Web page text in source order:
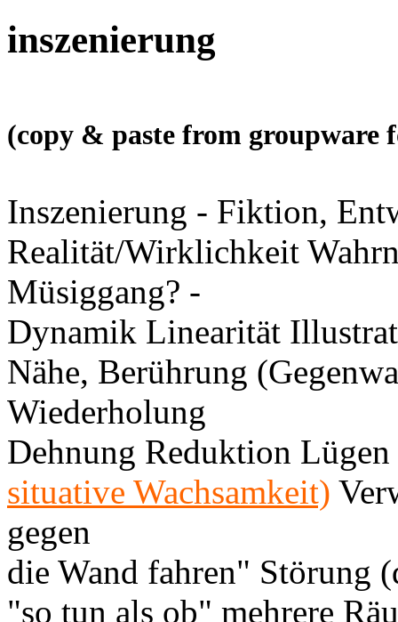
inszenierung
(copy & paste from groupware
Inszenierung - Fiktion,
Realität/Wirklichkeit
Müsiggang? -
Dynamik Linearität
Nähe, Berührung
Wiederholung
Dehnung Reduktion
situative Wachsamkeit)
gegen
die Wand fahren" Störung
"so tun als ob" mehrere